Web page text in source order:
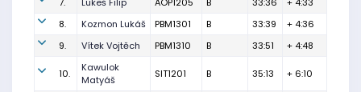
8.
Kozmon Lukáš PBM1301 B 33:39
+ 4:36
9.
Vítek Vojtěch PBM1310 B 33:51 + 4:48
10.
Kawulok
Matyáš
SIT1201 B 35:13 + 6:10